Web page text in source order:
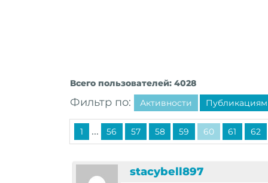
Всего пользователей: 4028
Фильтр по: Активности Публикациям
1 ... 56 57 58 59 60 61 62
stacybell897